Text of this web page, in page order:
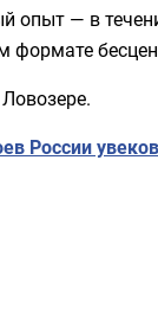
опыт — в
формате
России